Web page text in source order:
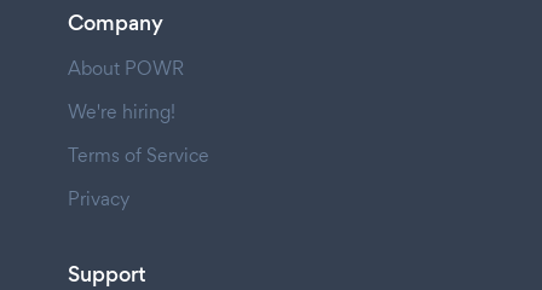
Company
About POWR
We're hiring!
Terms of Service
Privacy
Support